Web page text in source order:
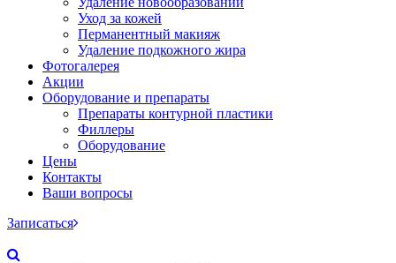
Уход за кожей
Перманентный макияж
Удаление подкожного жира
Фотогалерея
Акции
Оборудование и препараты
Препараты контурной пластики
Филлеры
Оборудование
Цены
Контакты
Ваши вопросы
Записаться